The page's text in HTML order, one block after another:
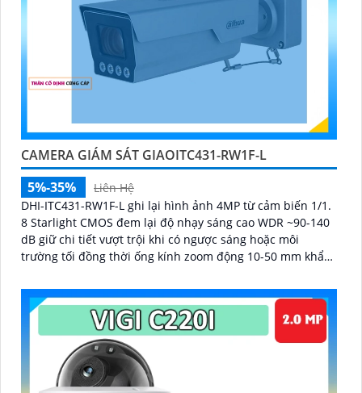
CAMERA GIÁM SÁT GIAOITC431-RW1F-L
5%-35%
Liên Hệ
DHI-ITC431-RW1F-L ghi lại hình ảnh 4MP từ cảm biến 1/1.
8 Starlight CMOS đem lại độ nhạy sáng cao WDR ~90-140
dB giữ chi tiết vượt trội khi có ngược sáng hoặc môi
trường tối đồng thời ống kính zoom động 10-50 mm khẩu